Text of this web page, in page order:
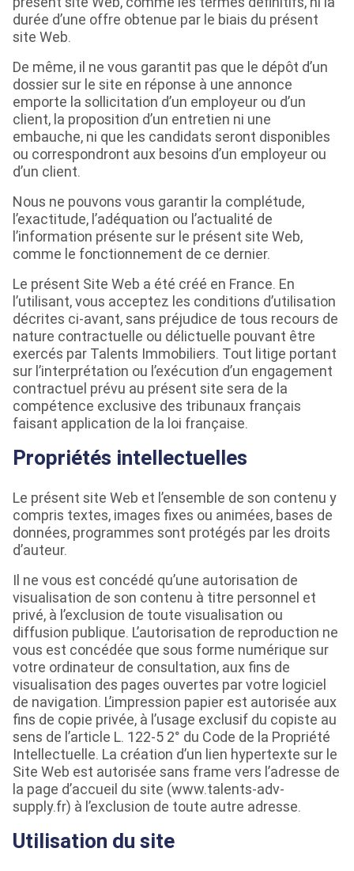
durée d’une offre obtenue par le biais du présent
site Web.
De même, il ne vous garantit pas que le dépôt d’un
dossier sur le site en réponse à une annonce
emporte la sollicitation d’un employeur ou d’un
client, la proposition d’un entretien ni une
embauche, ni que les candidats seront disponibles
ou correspondront aux besoins d’un employeur ou
d’un client.
Nous ne pouvons vous garantir la complétude,
l’exactitude, l’adéquation ou l’actualité de
l’information présente sur le présent site Web,
comme le fonctionnement de ce dernier.
Le présent Site Web a été créé en France. En
l’utilisant, vous acceptez les conditions d’utilisation
décrites ci-avant, sans préjudice de tous recours de
nature contractuelle ou délictuelle pouvant être
exercés par Talents Immobiliers. Tout litige portant
sur l’interprétation ou l’exécution d’un engagement
contractuel prévu au présent site sera de la
compétence exclusive des tribunaux français
faisant application de la loi française.
Propriétés intellectuelles
Le présent site Web et l’ensemble de son contenu y
compris textes, images fixes ou animées, bases de
données, programmes sont protégés par les droits
d’auteur.
Il ne vous est concédé qu’une autorisation de
visualisation de son contenu à titre personnel et
privé, à l’exclusion de toute visualisation ou
diffusion publique. L’autorisation de reproduction ne
vous est concédée que sous forme numérique sur
votre ordinateur de consultation, aux fins de
visualisation des pages ouvertes par votre logiciel
de navigation. L’impression papier est autorisée aux
fins de copie privée, à l’usage exclusif du copiste au
sens de l’article L. 122-5 2° du Code de la Propriété
Intellectuelle. La création d’un lien hypertexte sur le
Site Web est autorisée sans frame vers l’adresse de
la page d’accueil du site (www.talents-adv-
supply.fr) à l’exclusion de toute autre adresse.
Utilisation du site